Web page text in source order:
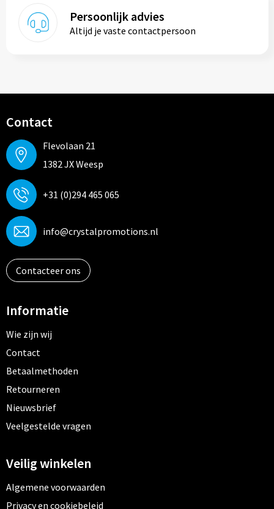
Persoonlijk advies
Altijd je vaste contactpersoon
Contact
Flevolaan 21
1382 JX Weesp
+31 (0)294 465 065
info@crystalpromotions.nl
Contacteer ons
Informatie
Wie zijn wij
Contact
Betaalmethoden
Retourneren
Nieuwsbrief
Veelgestelde vragen
Veilig winkelen
Algemene voorwaarden
Privacy en cookiebeleid